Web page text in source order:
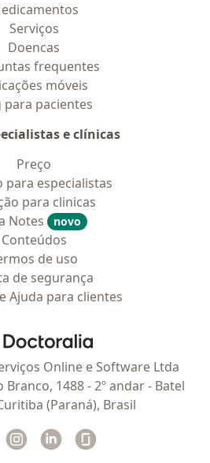
Serviços
Doencas
frequentes
móveis
para pacientes
e clínicas
Preço
para especialistas
para clinicas
Notes
novo
Conteúdos
de uso
de segurança
Ajuda para clientes
Doctoralia - Homepage
Online e Software Ltda
Branco, 1488 - 2º andar - Batel
(Paraná), Brasil
Facebook
abre num novo separador
Instagram
abre num novo separador
Linkedin
abre num novo